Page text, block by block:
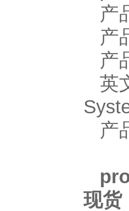
产
产
产
英
产
现货